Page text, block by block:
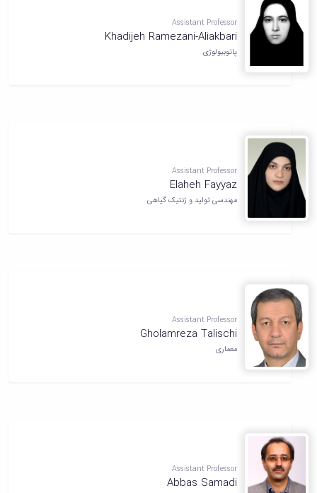
Assistant Professor
Khadijeh Ramezani-Aliakbari
پاتوبیولوژی
Assistant Professor
Elaheh Fayyaz
مهندسی تولید و ژنتیک گیاهی
Assistant Professor
Gholamreza Talischi
معماری
Assistant Professor
Abbas Samadi